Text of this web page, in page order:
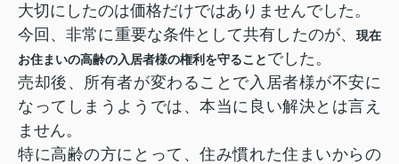
大切にしたのは価格だけではありませんでした。
今回、非常に重要な条件として共有したのが、
現在
お住まいの高齢の入居者様の権利を守ることでした。
売却後、所有者が変わることで入居者様が不安に
なってしまうようでは、本当に良い解決とは言え
ません。
特に高齢の方にとって、住み慣れた住まいからの